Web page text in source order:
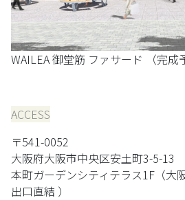
WAILEA 御堂筋 ファサード （完成
ACCESS
〒541-0052
大阪府大阪市中央区安土町3-5-13
本町ガーデンシティテラス1F（大
出口直結 ）